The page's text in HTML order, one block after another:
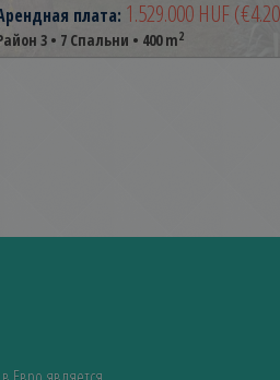
плата: 1.529.000 HUF
3 • 7 Спальни • 400 m2